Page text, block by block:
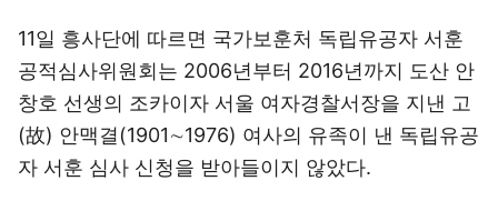
11일 흥사단에 따르면 국가보훈처 독립유공자 서훈
공적심사위원회는 2006년부터 2016년까지 도산 안
창호 선생의 조카이자 서울 여자경찰서장을 지낸 고
(故) 안맥결(1901∼1976) 여사의 유족이 낸 독립유공
자 서훈 심사 신청을 받아들이지 않았다.